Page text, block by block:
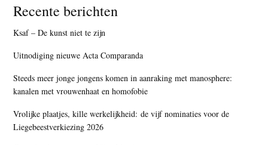
Recente berichten
Ksaf – De kunst niet te zijn
Uitnodiging nieuwe Acta Comparanda
Steeds meer jonge jongens komen in aanraking met manosphere:
kanalen met vrouwenhaat en homofobie
Vrolijke plaatjes, kille werkelijkheid: de vijf nominaties voor de
Liegebeestverkiezing 2026